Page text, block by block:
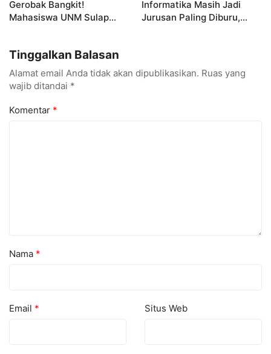
Gerobak Bangkit!
Mahasiswa UNM Sulap
Informatika Masih Jadi
Jurusan Paling Diburu,
Tinggalkan Balasan
Alamat email Anda tidak akan dipublikasikan. Ruas yang
wajib ditandai *
Komentar *
Nama *
Email * Situs Web